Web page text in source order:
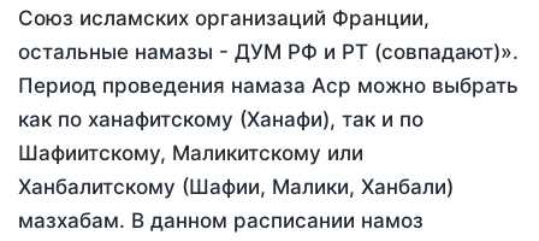
Союз исламских организаций Франции,
остальные намазы - ДУМ РФ и РТ (совпадают)».
Период проведения намаза Аср можно выбрать
как по ханафитскому (Ханафи), так и по
Шафиитскому, Маликитскому или
Ханбалитскому (Шафии, Малики, Ханбали)
мазхабам. В данном расписании намоз